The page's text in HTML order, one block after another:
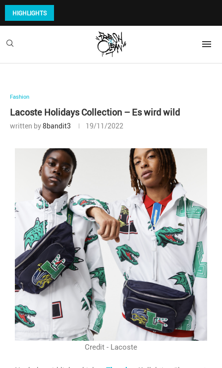
HIGHLIGHTS
Fashion
Lacoste Holidays Collection – Es wird wild
written by8bandit3 19/11/2022
Credit - Lacoste